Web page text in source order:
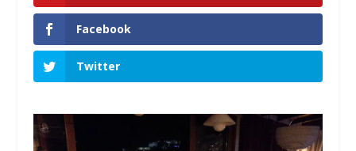
Facebook
Twitter